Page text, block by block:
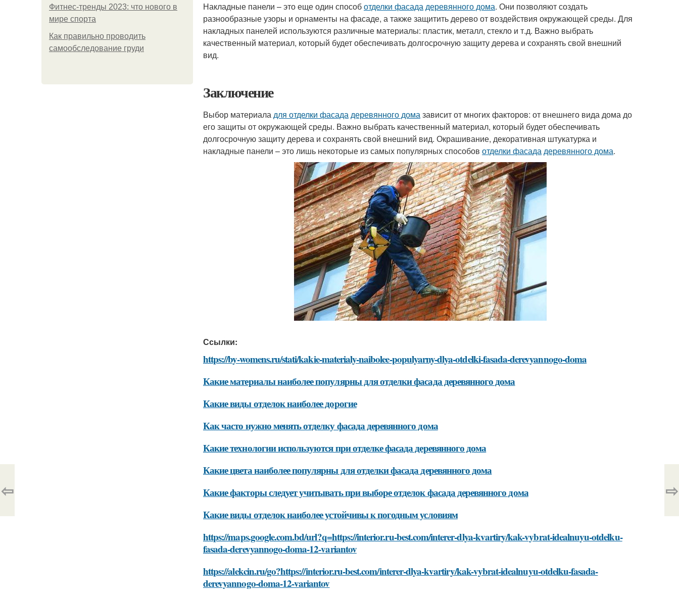
Фитнес-тренды 2023: что нового в
мире спорта
Как правильно проводить
самообследование груди
Накладные панели – это еще один способотделки фасададеревянного дома. Они позволяют создать
разнообразные узоры и орнаменты на фасаде, а также защитить дерево от воздействия окружающей среды. Для
накладных панелей используются различные материалы: пластик, металл, стекло и т.д. Важно выбрать
качественный материал, который будет обеспечивать долгосрочную защиту дерева и сохранять свой внешний
вид.
Заключение
Выбор материаладля отделки фасададеревянного домазависит от многих факторов: от внешнего вида дома до
его защиты от окружающей среды. Важно выбрать качественный материал, который будет обеспечивать
долгосрочную защиту дерева и сохранять свой внешний вид. Окрашивание, декоративная штукатурка и
накладные панели – это лишь некоторые из самых популярных способов отделки фасададеревянного дома.
Ссылки:
https://by-womens.ru/stati/kakie-materialy-naibolee-populyarny-dlya-otdelki-fasada-derevyannogo-doma
Какие материалы наиболее популярны для отделки фасада деревянного дома
Какие виды отделок наиболее дорогие
Как часто нужно менять отделку фасада деревянного дома
Какие технологии используются при отделке фасада деревянного дома
Какие цвета наиболее популярны для отделки фасада деревянного дома
Какие факторы следует учитывать при выборе отделок фасада деревянного дома
Какие виды отделок наиболее устойчивы к погодным условиям
https://maps.google.com.bd/url?q=https://interior.ru-best.com/interer-dlya-kvartiry/kak-vybrat-idealnuyu-otdelku-
fasada-derevyannogo-doma-12-variantov
https://alekcin.ru/go?https://interior.ru-best.com/interer-dlya-kvartiry/kak-vybrat-idealnuyu-otdelku-fasada-
derevyannogo-doma-12-variantov
⇦ ⇨